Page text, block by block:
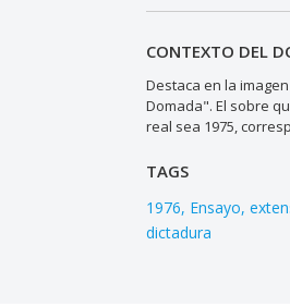
CONTEXTO DEL
Destaca en la
Domada". El sobre
real sea 1975,
TAGS
1976 Ensayo
dictadura